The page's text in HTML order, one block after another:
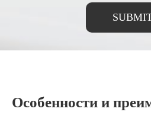
Особенности и